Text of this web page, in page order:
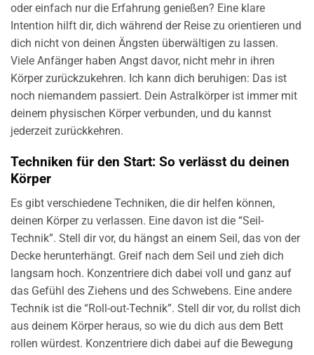
oder einfach nur die Erfahrung genießen? Eine klare
Intention hilft dir, dich während der Reise zu orientieren und
dich nicht von deinen Ängsten überwältigen zu lassen.
Viele Anfänger haben Angst davor, nicht mehr in ihren
Körper zurückzukehren. Ich kann dich beruhigen: Das ist
noch niemandem passiert. Dein Astralkörper ist immer mit
deinem physischen Körper verbunden, und du kannst
jederzeit zurückkehren.
Techniken für den Start: So verlässt du deinen
Körper
Es gibt verschiedene Techniken, die dir helfen können,
deinen Körper zu verlassen. Eine davon ist die “Seil-
Technik”. Stell dir vor, du hängst an einem Seil, das von der
Decke herunterhängt. Greif nach dem Seil und zieh dich
langsam hoch. Konzentriere dich dabei voll und ganz auf
das Gefühl des Ziehens und des Schwebens. Eine andere
Technik ist die “Roll-out-Technik”. Stell dir vor, du rollst dich
aus deinem Körper heraus, so wie du dich aus dem Bett
rollen würdest. Konzentriere dich dabei auf die Bewegung